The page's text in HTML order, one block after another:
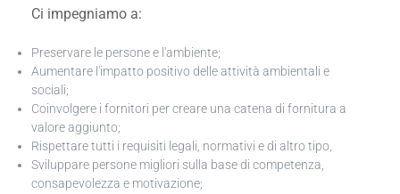
Ci impegniamo a:
Preservare le persone e l'ambiente;
Aumentare l'impatto positivo delle attività ambientali e
sociali;
Coinvolgere i fornitori per creare una catena di fornitura a
valore aggiunto;
Rispettare tutti i requisiti legali, normativi e di altro tipo,
Sviluppare persone migliori sulla base di competenza,
consapevolezza e motivazione;